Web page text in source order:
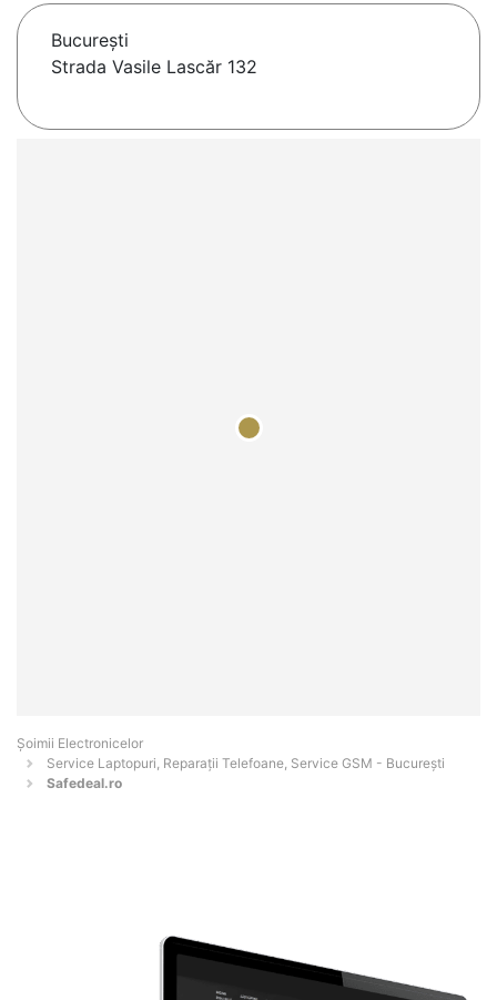
Bucureşti
Strada Vasile Lascăr 132
Șoimii Electronicelor
Service Laptopuri, Reparații Telefoane, Service GSM - Bucureşti
Safedeal.ro